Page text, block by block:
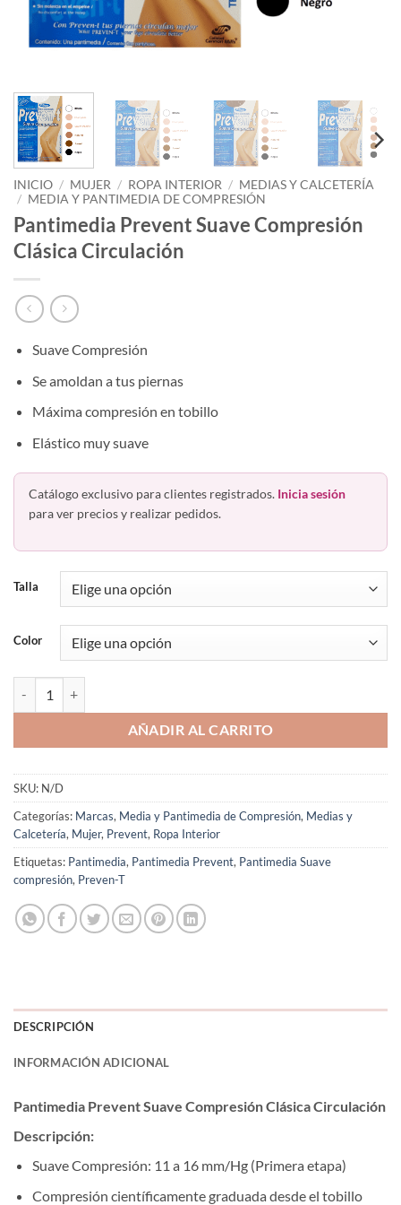
INICIO / MUJER / ROPA INTERIOR / MEDIAS Y CALCETERÍA
/ MEDIA Y PANTIMEDIA DE COMPRESIÓN
Pantimedia Prevent Suave Compresión
Clásica Circulación
Suave Compresión
Se amoldan a tus piernas
Máxima compresión en tobillo
Elástico muy suave
Catálogo exclusivo para clientes registrados. Inicia sesión
para ver precios y realizar pedidos.
Talla
Color
AÑADIR AL CARRITO
SKU: N/D
Categorías: Marcas, Media y Pantimedia de Compresión, Medias y
Calcetería, Mujer, Prevent, Ropa Interior
Etiquetas: Pantimedia, Pantimedia Prevent, Pantimedia Suave
compresión, Preven-T
DESCRIPCIÓN
INFORMACIÓN ADICIONAL
Pantimedia Prevent Suave Compresión Clásica Circulación
Descripción:
Suave Compresión: 11 a 16 mm/Hg (Primera etapa)
Compresión científicamente graduada desde el tobillo